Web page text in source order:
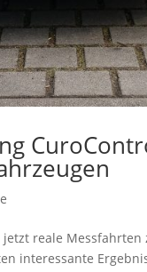
reale
interessante